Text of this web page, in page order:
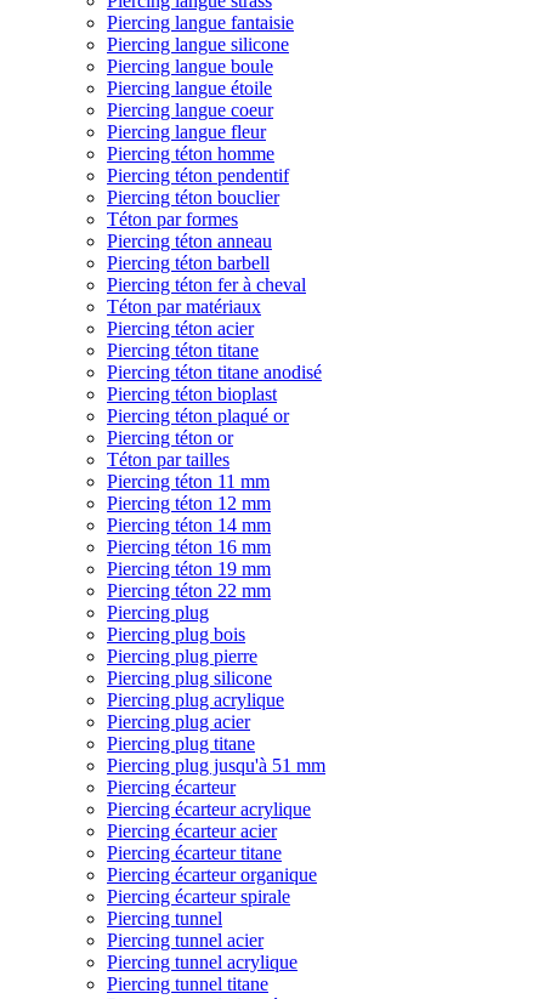
Piercing langue fantaisie
Piercing langue silicone
Piercing langue boule
Piercing langue étoile
Piercing langue coeur
Piercing langue fleur
Piercing téton homme
Piercing téton pendentif
Piercing téton bouclier
Téton par formes
Piercing téton anneau
Piercing téton barbell
Piercing téton fer à cheval
Téton par matériaux
Piercing téton acier
Piercing téton titane
Piercing téton titane anodisé
Piercing téton bioplast
Piercing téton plaqué or
Piercing téton or
Téton par tailles
Piercing téton 11 mm
Piercing téton 12 mm
Piercing téton 14 mm
Piercing téton 16 mm
Piercing téton 19 mm
Piercing téton 22 mm
Piercing plug
Piercing plug bois
Piercing plug pierre
Piercing plug silicone
Piercing plug acrylique
Piercing plug acier
Piercing plug titane
Piercing plug jusqu'à 51 mm
Piercing écarteur
Piercing écarteur acrylique
Piercing écarteur acier
Piercing écarteur titane
Piercing écarteur organique
Piercing écarteur spirale
Piercing tunnel
Piercing tunnel acier
Piercing tunnel acrylique
Piercing tunnel titane